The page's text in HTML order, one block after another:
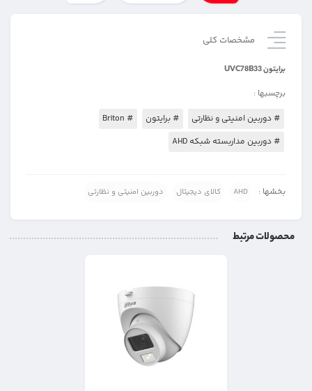
مشخصات کلی
برایتون UVC78B33
برچسبها :
# دوربین امنیتی و نظارتی # برایتون
# Briton
# دوربین مداربسته شبکه AHD
بخشها : AHD کالای دیجیتال دوربین امنیتی و نظارتی
محصولات مرتبط